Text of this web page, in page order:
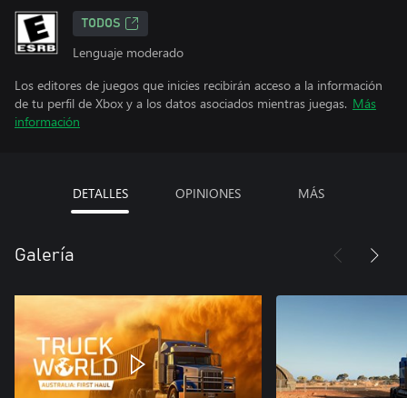
TODOS
Lenguaje moderado
Los editores de juegos que inicies recibirán acceso a la información
de tu perfil de Xbox y a los datos asociados mientras juegas. Más
información
DETALLES OPINIONES MÁS
Galería